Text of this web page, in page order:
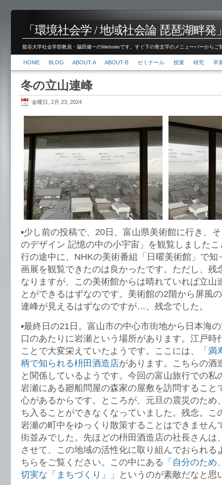
「環境社会学 / 地域社会論 琵琶湖畔発
龍谷大学社会学部教員・脇田健一のWebsiteです。すぐ下の青文字のメニューバーから
HOME BLOG ABOUT-A ABOUT-B ゼミナール 授業 研究 卒
冬の立山連峰
金曜日, 2月 23, 2024
▪️少し前の投稿で、20日、富山県美術館に行き、
のデザイン 記憶の中の小宇宙」を観覧しました
行の途中に、NHKの美術番組「日曜美術館」で知
画展を観覧できたのは良かったです。ただし、残
なりますが、この美術館からは晴れていれば立山
とができるはずなのです。美術館の2階から屏風
連峰が見えるはずなのですが…、残念でした。
▪️最終日の21日。富山市の中心市街地から日本海
口のあたりに岩瀬という場所があります。江戸時
ことで大変栄えていたようです。ここには、
「
柄で知られる枡田酒造店があります。こちらの酒
と関係しているようです。今回の富山旅行での私
岩瀬にある廻船問屋の森家の屋敷を訪問すること
心があるからです。ところが、元旦の震災のため
ち入ることができなくなっていました。残念。こ
岩瀬の町中をゆっくり散策することはできません
街並みでした。先ほどの枡田酒造店の社長さんは
させて、この地域の活性化に取り組んでおられる
ちらをご覧ください。この中にある 「自分のた
切実な「まちづくり」」
というのが素敵だなと思